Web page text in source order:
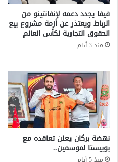
ة
ا
ل
م
غ
ب
و
ف
ر
س
ا
ا
ب
ش
أ
ن
8
م
ق
ا
ل
ة
ر
ا
فيفا يجدد دعمه لإنفانتينو من
الرباط ويعتذر عن أزمة مشروع بيع
الحقوق التجارية لكأس العالم
منذ 3 أيام
نهضة بركان يعلن تعاقده مع
بوبيستا لموسمين..